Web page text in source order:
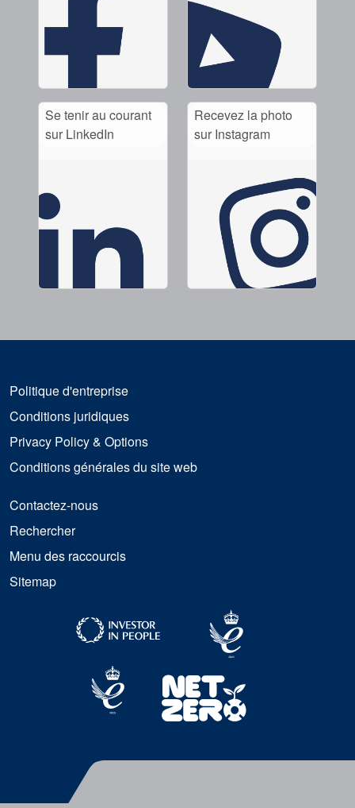
Se tenir au courant
sur LinkedIn
Recevez la photo
sur Instagram
Politique d'entreprise
Conditions juridiques
Privacy Policy & Options
Conditions générales du site web
Contactez-nous
Rechercher
Menu des raccourcis
Sitemap